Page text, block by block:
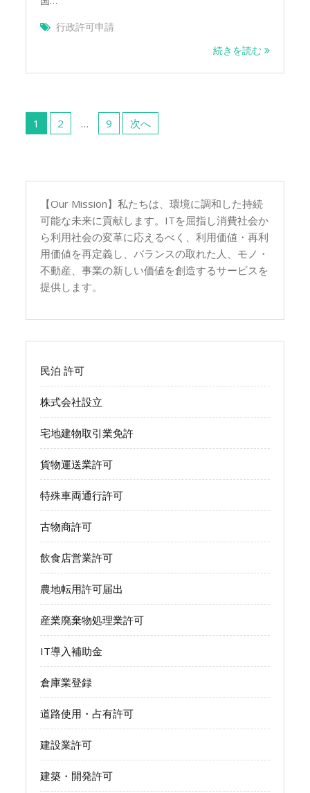
行政許可申請
続きを読む
投
稿1 2 … 9 次へ
【Our Mission】私たちは、環境に調和した持続
可能な未来に貢献します。ITを屈指し消費社会か
ら利用社会の変革に応えるべく、利用価値・再利
用価値を再定義し、バランスの取れた人、モノ・
不動産、事業の新しい価値を創造するサービスを
提供します。
民泊 許可
株式会社設立
宅地建物取引業免許
貨物運送業許可
特殊車両通行許可
古物商許可
飲食店営業許可
農地転用許可届出
産業廃棄物処理業許可
IT導入補助金
倉庫業登録
道路使用・占有許可
建設業許可
建築・開発許可